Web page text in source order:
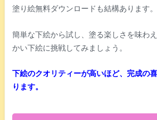
塗り絵無料ダウンロードも結構あります。
簡単な下絵から試し、塗る楽しさを味わ
かい下絵に挑戦してみましょう。
下絵のクオリティーが高いほど、完成の
ります。